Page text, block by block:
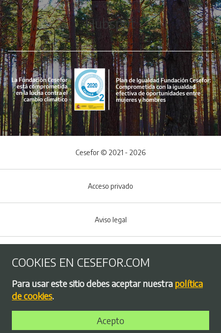
Hubspot
Menú del pie
Cesefor © 2021 - 2026
Acceso privado
Aviso legal
Política de privacidad
Bolsa de empleo
COOKIES EN CESEFOR.COM
Para usar este sitio debes aceptar nuestra política
de cookies.
Acepto